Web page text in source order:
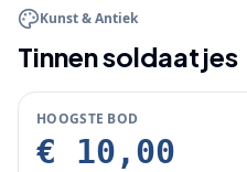
BIEDEN
Kunst & Antiek
Tinnen soldaatjes
HOOGSTE BOD
€ 10,00